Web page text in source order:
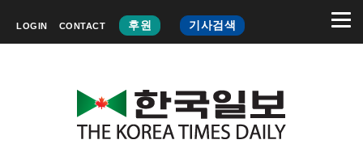
LOGIN CONTACT 후원 기사검색